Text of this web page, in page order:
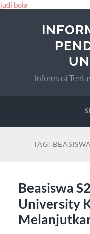
judi bola
Informasi
TAG:
Beasiswa
University